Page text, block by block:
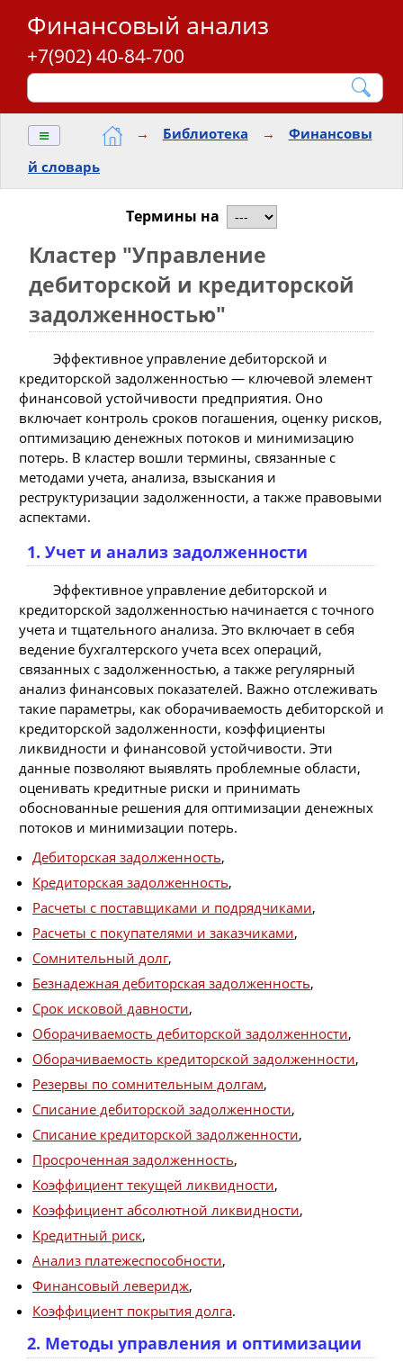
Финансовый анализ
+7(902) 40-84-700
≡ → Библиотека →
Финансовы
й словарь
Термины на
Кластер "Управление
дебиторской и кредиторской
задолженностью"
Эффективное управление дебиторской и
кредиторской задолженностью — ключевой элемент
финансовой устойчивости предприятия. Оно
включает контроль сроков погашения, оценку рисков,
оптимизацию денежных потоков и минимизацию
потерь. В кластер вошли термины, связанные с
методами учета, анализа, взыскания и
реструктуризации задолженности, а также правовыми
аспектами.
1. Учет и анализ задолженности
Эффективное управление дебиторской и
кредиторской задолженностью начинается с точного
учета и тщательного анализа. Это включает в себя
ведение бухгалтерского учета всех операций,
связанных с задолженностью, а также регулярный
анализ финансовых показателей. Важно отслеживать
такие параметры, как оборачиваемость дебиторской и
кредиторской задолженности, коэффициенты
ликвидности и финансовой устойчивости. Эти
данные позволяют выявлять проблемные области,
оценивать кредитные риски и принимать
обоснованные решения для оптимизации денежных
потоков и минимизации потерь.
Дебиторская задолженность,
Кредиторская задолженность,
Расчеты с поставщиками и подрядчиками,
Расчеты с покупателями и заказчиками,
Сомнительный долг,
Безнадежная дебиторская задолженность,
Срок исковой давности,
Оборачиваемость дебиторской задолженности,
Оборачиваемость кредиторской задолженности,
Резервы по сомнительным долгам,
Списание дебиторской задолженности,
Списание кредиторской задолженности,
Просроченная задолженность,
Коэффициент текущей ликвидности,
Коэффициент абсолютной ликвидности,
Кредитный риск,
Анализ платежеспособности,
Финансовый леверидж,
Коэффициент покрытия долга.
2. Методы управления и оптимизации